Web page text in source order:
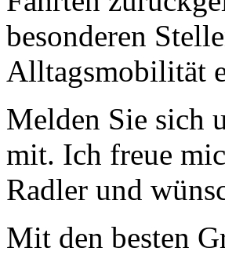
besonderen
Alltagsmobilität
Melden Sie sich
mit. Ich freue
Radler und
Mit den besten